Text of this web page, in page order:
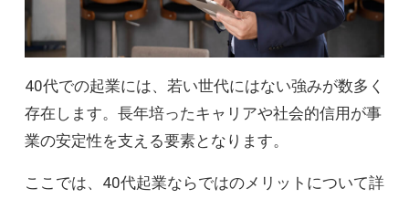
40代での起業には、若い世代にはない強みが数多く
存在します。長年培ったキャリアや社会的信用が事
業の安定性を支える要素となります。
ここでは、40代起業ならではのメリットについて詳